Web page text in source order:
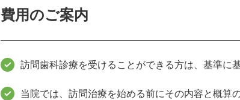
費用のご案内
訪問歯科診療を受けることができる方は、基準に
当院では、訪問治療を始める前にその内容と概算